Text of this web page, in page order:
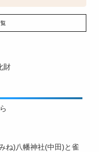
財
ね)八幡神社(中田)と雀